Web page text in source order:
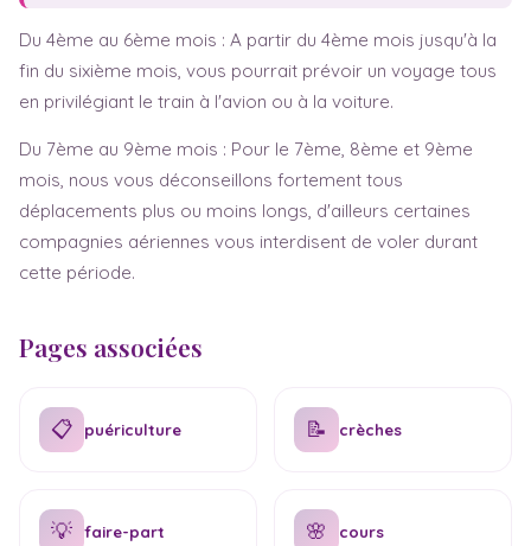
Fête des pères
Symptômes
Baby blues
Du 4ème au 6ème mois : A partir du 4ème mois jusqu'à la
fin du sixième mois, vous pourrait prévoir un voyage tous
en privilégiant le train à l'avion ou à la voiture.
Du 7ème au 9ème mois : Pour le 7ème, 8ème et 9ème
mois, nous vous déconseillons fortement tous
déplacements plus ou moins longs, d'ailleurs certaines
compagnies aériennes vous interdisent de voler durant
cette période.
Pages associées
📋 puériculture 📝 crèches
💡 faire-part 🌸 cours